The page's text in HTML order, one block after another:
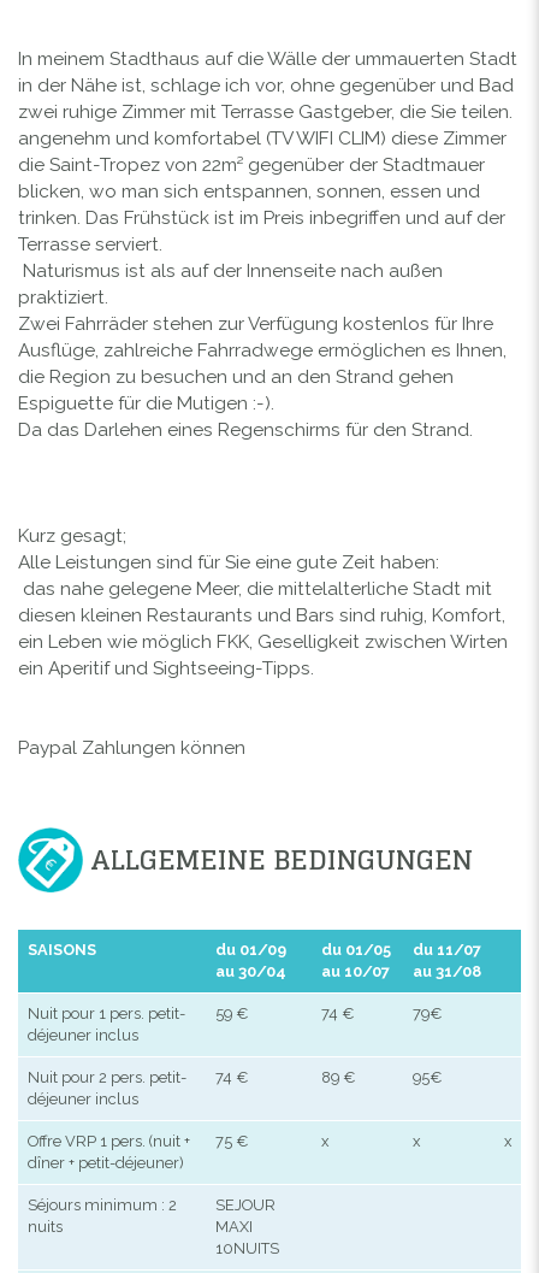
In meinem Stadthaus auf die Wälle der ummauerten Stadt
in der Nähe ist, schlage ich vor, ohne gegenüber und Bad
zwei ruhige Zimmer mit Terrasse Gastgeber, die Sie teilen.
angenehm und komfortabel (TV WIFI CLIM) diese Zimmer
die Saint-Tropez von 22m² gegenüber der Stadtmauer
blicken, wo man sich entspannen, sonnen, essen und
trinken. Das Frühstück ist im Preis inbegriffen und auf der
Terrasse serviert.
Naturismus ist als auf der Innenseite nach außen
praktiziert.
Zwei Fahrräder stehen zur Verfügung kostenlos für Ihre
Ausflüge, zahlreiche Fahrradwege ermöglichen es Ihnen,
die Region zu besuchen und an den Strand gehen
Espiguette für die Mutigen :-).
Da das Darlehen eines Regenschirms für den Strand.
Kurz gesagt;
Alle Leistungen sind für Sie eine gute Zeit haben:
das nahe gelegene Meer, die mittelalterliche Stadt mit
diesen kleinen Restaurants und Bars sind ruhig, Komfort,
ein Leben wie möglich FKK, Geselligkeit zwischen Wirten
ein Aperitif und Sightseeing-Tipps.
Paypal Zahlungen können
ALLGEMEINE BEDINGUNGEN
SAISONS
du 01/09
au 30/04
du 01/05
au 10/07
du 11/07
au 31/08
Nuit pour 1 pers. petit-
déjeuner inclus
59 € 74 € 79€
Nuit pour 2 pers. petit-
déjeuner inclus
74 € 89 € 95€
Offre VRP 1 pers. (nuit +
dîner + petit-déjeuner)
75 € x x x
Séjours minimum : 2
nuits
SEJOUR
MAXI
10NUITS